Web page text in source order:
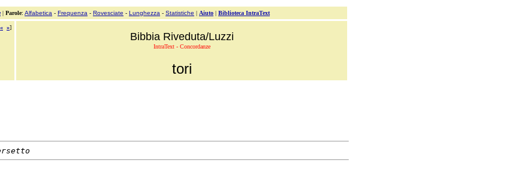
| Parole: Alfabetica - Frequenza - Rovesciate - Lunghezza - Statistiche | Aiuto | Biblioteca IntraText
« »]
Bibbia Riveduta/Luzzi
IntraText - Concordanze
tori